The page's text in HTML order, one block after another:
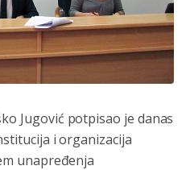
Jugović potpisao je danas
i organizacija
unapređenja